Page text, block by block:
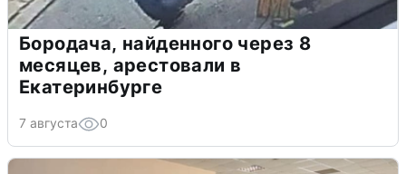
Бородача, найденного через 8
месяцев, арестовали в
Екатеринбурге
7 августа 0